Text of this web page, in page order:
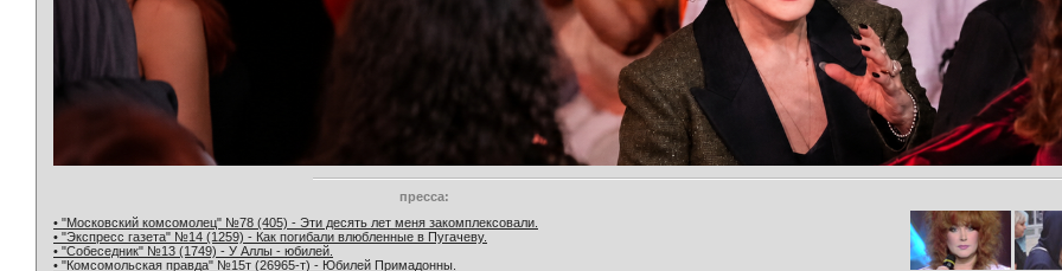
пресса:
• "Московский комсомолец" №78 (405) - Эти десять лет меня закомплексовали.
• "Экспресс газета" №14 (1259) - Как погибали влюбленные в Пугачеву.
• "Собеседник" №13 (1749) - У Аллы - юбилей.
• "Комсомольская правда" №15т (26965-т) - Юбилей Примадонны.